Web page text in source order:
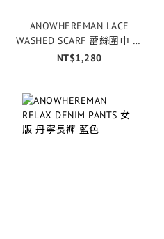
ANOWHEREMAN LACE
WASHED SCARF 蕾絲圍巾 黑
色
NT$1,280